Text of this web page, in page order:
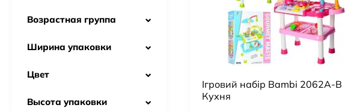
Ігровий набір Bambi 2062A-B
Кухня
Возрастная группа
Ширина упаковки
Цвет
Высота упаковки